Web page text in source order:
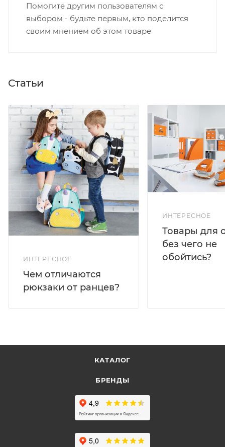
Помогите другим пользователям с
выбором - будьте первым, кто поделится
своим мнением об этом товаре
Статьи
ИНТЕРЕСНОЕ
Чем отличаются
рюкзаки от ранцев?
ИНТЕРЕСНОЕ
Товары для
без чего не
обойтись?
КАТАЛОГ
БРЕНДЫ